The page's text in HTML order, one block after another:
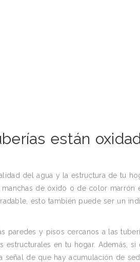
están
del agua y la estructura de tu
de óxido o de color marrón
esto también puede ser un
y pisos cercanos a las
en tu hogar. Además, si
de que hay acumulación de